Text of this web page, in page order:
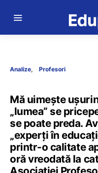
Analize Profesori
Mă uimește
„lumea” se
se poate preda.
„experți în
printr-o calitate
oră vreodată la